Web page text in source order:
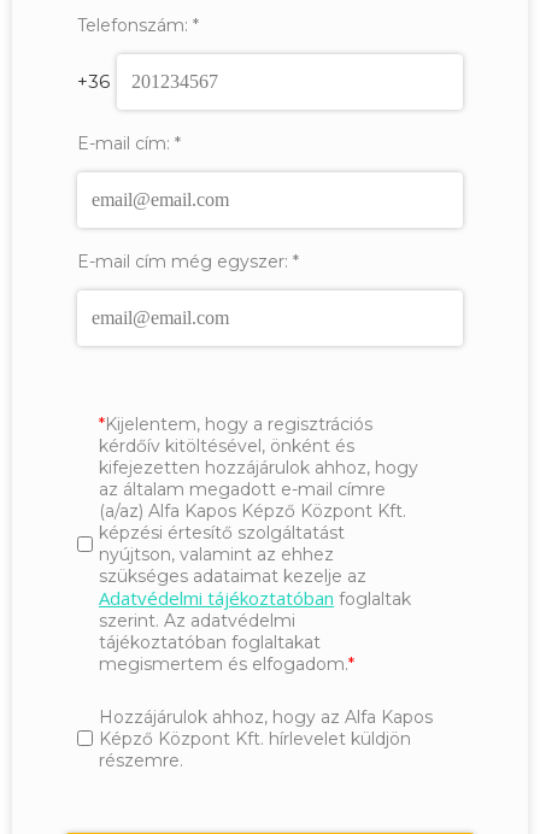
Telefonszám: *
+36
E-mail cím: *
E-mail cím még egyszer: *
Kijelentem, hogy a regisztrációs
kérdőív kitöltésével, önként és
kifejezetten hozzájárulok ahhoz, hogy
az általam megadott e-mail címre
(a/az) Alfa Kapos Képző Központ Kft.
képzési értesítő szolgáltatást
nyújtson, valamint az ehhez
szükséges adataimat kezelje az
Adatvédelmi tájékoztatóban foglaltak
szerint. Az adatvédelmi
tájékoztatóban foglaltakat
megismertem és elfogadom.
Hozzájárulok ahhoz, hogy az Alfa Kapos
Képző Központ Kft. hírlevelet küldjön
részemre.